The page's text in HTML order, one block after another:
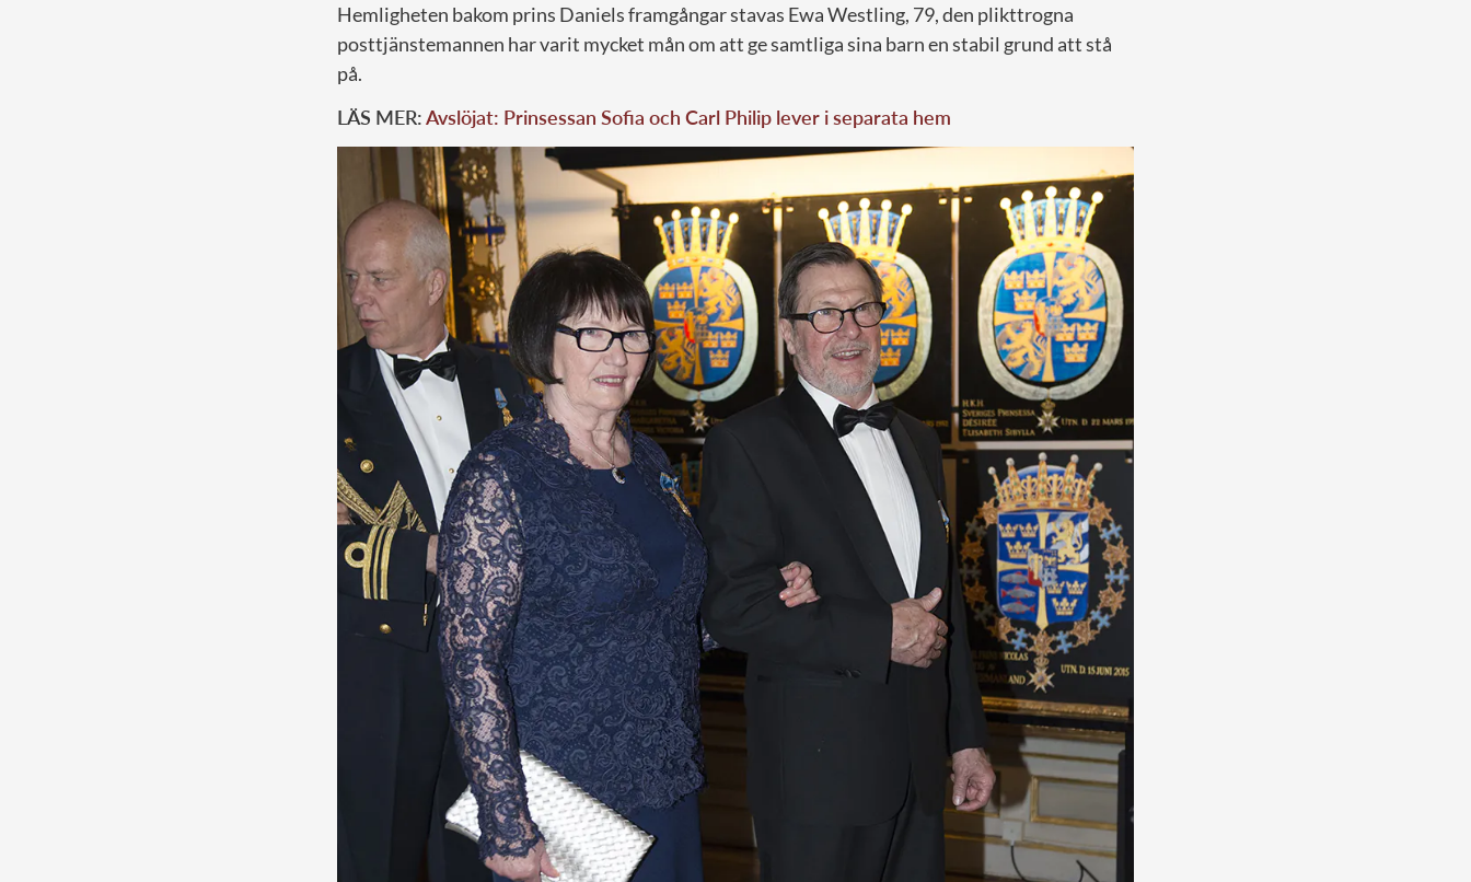
Hemligheten bakom prins Daniels framgångar stavas Ewa Westling, 79, den plikttrogna
posttjänstemannen har varit mycket mån om att ge samtliga sina barn en stabil grund att stå
på.
LÄS MER:Avslöjat: Prinsessan Sofia och Carl Philip lever i separata hem